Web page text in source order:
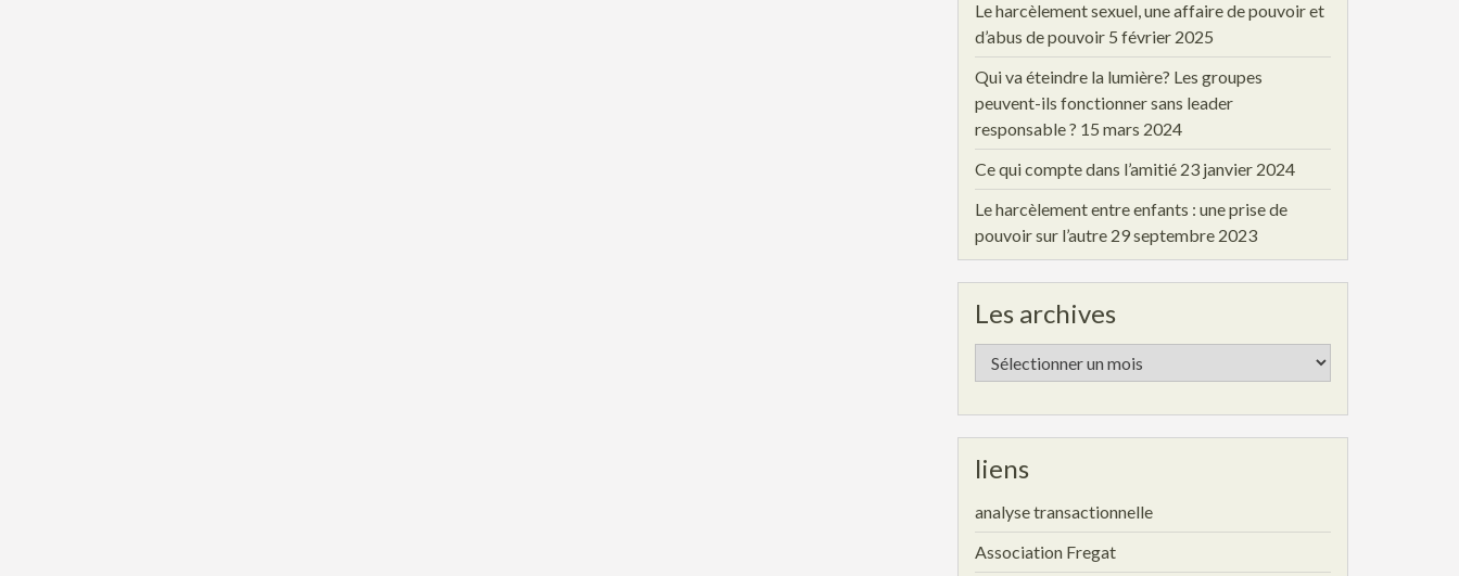
Le harcèlement sexuel, une affaire de pouvoir et
d’abus de pouvoir 5 février 2025
Qui va éteindre la lumière? Les groupes
peuvent-ils fonctionner sans leader
responsable ? 15 mars 2024
Ce qui compte dans l’amitié 23 janvier 2024
Le harcèlement entre enfants : une prise de
pouvoir sur l’autre 29 septembre 2023
Les archives
Les
archives
liens
analyse transactionnelle
Association Fregat